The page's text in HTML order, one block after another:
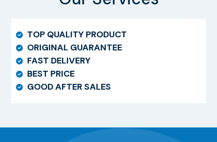
TOP QUALITY PRODUCT
ORIGINAL GUARANTEE
FAST DELIVERY
BEST PRICE
GOOD AFTER SALES